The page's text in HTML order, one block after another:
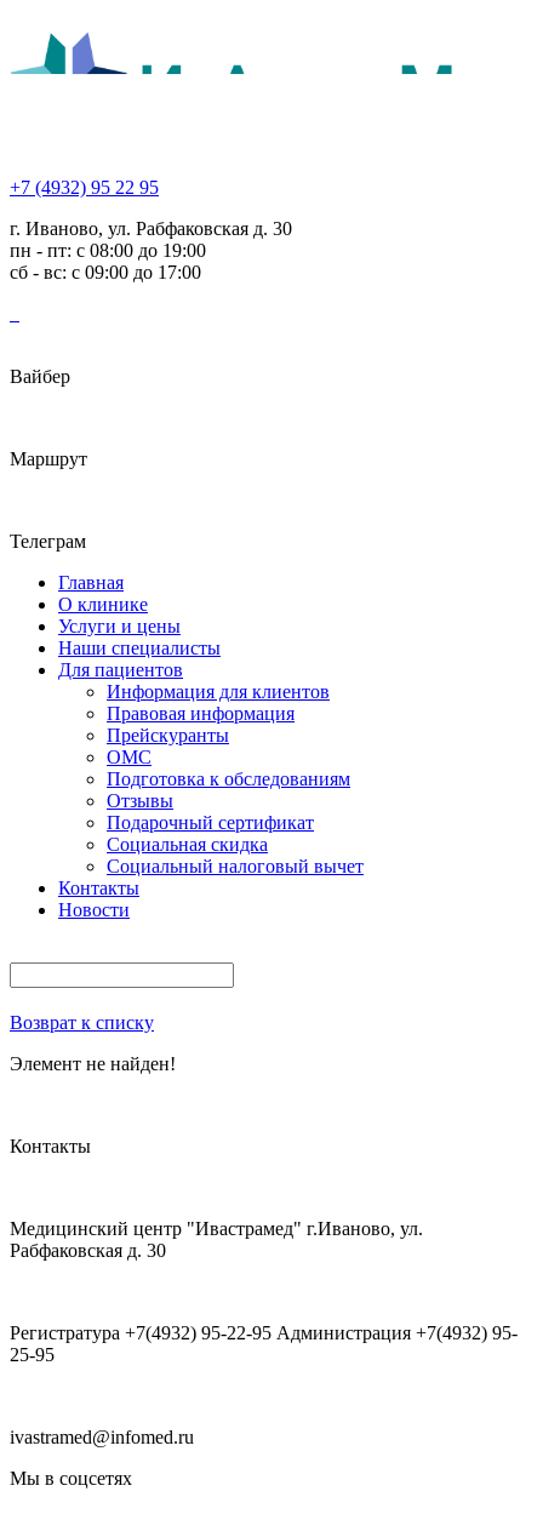
+7 (4932) 95 22 95
г. Иваново, ул. Рабфаковская д. 30
пн - пт: с 08:00 до 19:00
сб - вс: с 09:00 до 17:00
Вайбер
Маршрут
Телеграм
Главная
О клинике
Услуги и цены
Наши специалисты
Для пациентов
Информация для клиентов
Правовая информация
Прейскуранты
ОМС
Подготовка к обследованиям
Отзывы
Подарочный сертификат
Социальная скидка
Социальный налоговый вычет
Контакты
Новости
Возврат к списку
Элемент не найден!
Контакты
Медицинский центр "Ивастрамед" г.Иваново, ул.
Рабфаковская д. 30
Регистратура +7(4932) 95-22-95 Администрация +7(4932) 95-
25-95
ivastramed@infomed.ru
Мы в соцсетях